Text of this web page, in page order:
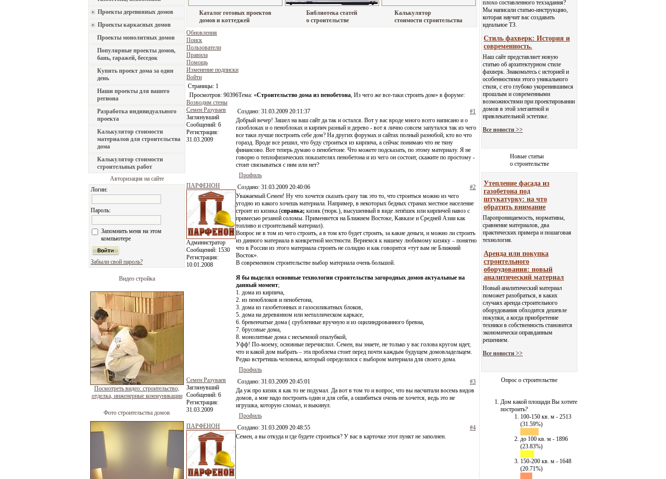
Проекты деревянных домов
Проекты каркасных домов
Проекты монолитных домов
Популярные проекты домов,
бань, гаражей, беседок
Купить проект дома за один
день
Наши проекты для вашего
региона
Разработка индивидуального
проекта
Калькулятор стоимости
материалов для строительства
дома
Калькулятор стоимости
строительных работ
Авторизация на сайте
Логин:
Пароль:
Запомнить меня на этом
компьютере
Забыли свой пароль?
Видео стройка
Посмотреть видео: строительство,
отделка, инженерные коммуникации
Фото строительства домов
Каталог готовых проектов
домов и коттеджей
Библиотека статей
о строительстве
Калькулятор
стоимости строительства
Обновления
Поиск
Пользователи
Правила
Помощь
Изменение подписки
Войти
Страницы: 1
Просмотров: 90396Тема: «Строительство дома из пенобетона, Из чего же все-таки строить дом» в форуме:
Возводим стены
Семен Разуваев
Заглянувший
Сообщений: 6
Регистрация:
31.03.2009
Создано: 31.03.2009 20:11:37
#1
Добрый вечер! Зашел на ваш сайт да так и остался. Вот у вас вроде много всего написано и о
газоблоках и о пеноблоках и кирпич разный и дерево - вот я лично совсем запутался так из чего
все таки лучше построить себе дом? На других форумах и сайтах полный разнобой, кто во что
горазд. Вроде все решил, что буду строиться из кирпича, а сейчас понимаю что не тяну
финансово. Вот теперь думаю о пенобетоне. Что можете подсказать, по этому материалу. Я не
говорю о теплофизических показателях пенобетона и из чего он состоит, скажите по простому -
стоит связываться с ним или нет?
Профиль
ПАРФЕНОН
Администратор
Сообщений: 1530
Регистрация:
10.01.2008
Создано: 31.03.2009 20:40:06
#2
Уважаемый Семен! Ну что хочется сказать сразу так это то, что строиться можно из чего
угодно из какого хочешь материала. Например, в некоторых бедных странах местное население
строит из кизяка (cправка; кизяк (тюрк.), высушенный в виде лепёшек или кирпичей навоз с
примесью резаной соломы. Применяется на Ближнем Востоке, Кавказе и Средней Азии как
топливо и строительный материал).
Вопрос не в том из чего строить, а в том кто будет строить, за какие деньги, и можно ли строить
из данного материала в конкретной местности. Вернемся к нашему любимому кизяку – понятно
что в России из этого материала строить не солидно и как говорится «тут вам не Ближний
Восток».
В современном строительстве выбор материала очень большой.
Я бы выделил основные технологии строительства загородных домов актуальные на
данный момент;
1. дома из кирпича,
2. из пеноблоков и пенобетона,
3. дома из газобетонных и газосиликатных блоков,
5. дома на деревянном или металлическом каркасе,
6. бревенчатые дома ( срубленные вручную и из оцилиндрованного бревна,
7. брусовые дома,
8. монолитные дома с несъемной опалубкой,
Уфф! По-моему, основные перечислил. Семен, вы знаете, не только у вас голова кругом идет,
что и какой дом выбрать – эта проблема стоит перед почти каждым будущем домовладельцем.
Редко встретишь человека, который определился с выбором материала для своего дома.
Профиль
Семен Разуваев
Заглянувший
Сообщений: 6
Регистрация:
31.03.2009
Создано: 31.03.2009 20:45:01
#3
Да уж про кизяк я как то не подумал. Да вот в том то и вопрос, что вы насчитали восемь видов
домов, а мне надо построить один и для себя, а ошибиться очень не хочется, ведь это не
игрушка, которую сломал, и выкинул.
Профиль
ПАРФЕНОН
Создано: 31.03.2009 20:48:55
#4
Семен, а вы откуда и где будете строиться? У вас в карточке этот пункт не заполнен.
плохо составленного техзадания?
Мы написали статью-инструкцию,
которая научит вас создавать
идеальное ТЗ.
Стиль фахверк: История и
современность.
Наш сайт представляет новую
статью об архитектурном стиле
фахверк. Знакомьтесь с историей и
особенностями этого уникального
стиля, с его глубоко укоренившимся
прошлым и современными
возможностями при проектировании
домов в этой элегантной и
привлекательной эстетике.
Все новости >>
Новые статьи
о строительстве
Утепление фасада из
газобетона под
штукатурку: на что
обратить внимание
Паропроницаемость, нормативы,
сравнение материалов, два
практических примера и пошаговая
технология.
Аренда или покупка
строительного
оборудования: новый
аналитический материал
Новый аналитический материал
поможет разобраться, в каких
случаях аренда строительного
оборудования обходится дешевле
покупки, а когда приобретение
техники в собственность становится
экономически оправданным
решением.
Все новости >>
Опрос о строительстве
Дом какой площади Вы хотите
построить?
100-150 кв. м - 2513
(31.59%)
до 100 кв. м - 1896
(23.83%)
150-200 кв. м - 1648
(20.71%)